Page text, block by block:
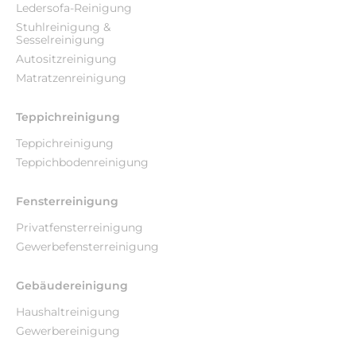
Ledersofa-Reinigung
Stuhlreinigung &
Sesselreinigung
Autositzreinigung
Matratzenreinigung
Teppichreinigung
Teppichreinigung
Teppichbodenreinigung
Fensterreinigung
Privatfensterreinigung
Gewerbefensterreinigung
Gebäudereinigung
Haushaltreinigung
Gewerbereinigung